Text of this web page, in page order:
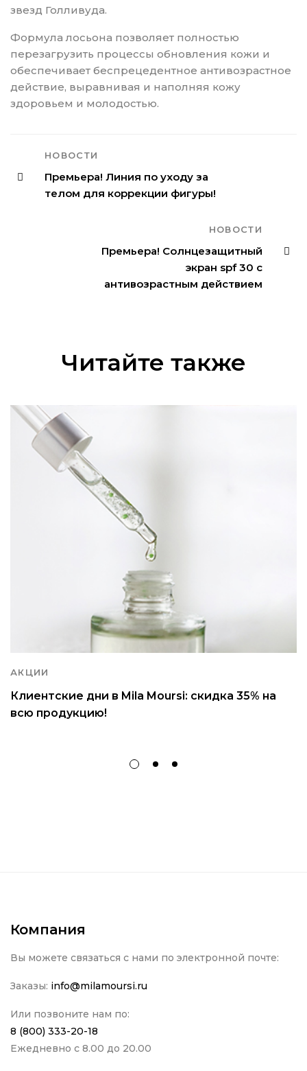
звезд Голливуда.
Формула лосьона позволяет полностью
перезагрузить процессы обновления кожи и
обеспечивает беспрецедентное антивозрастное
действие, выравнивая и наполняя кожу
здоровьем и молодостью.
НОВОСТИ
Премьера! Линия по уходу за
телом для коррекции фигуры!
НОВОСТИ
Премьера! Солнцезащитный
экран spf 30 с
антивозрастным действием
Читайте также
АКЦИИ
Клиентские дни в Mila Moursi: скидка 35% на
всю продукцию!
Компания
Вы можете связаться с нами по электронной почте:
Заказы: info@milamoursi.ru
Или позвоните нам по:
8 (800) 333-20-18
Ежедневно с 8.00 до 20.00